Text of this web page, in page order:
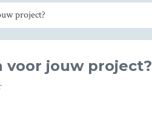
project?
voor jouw project?